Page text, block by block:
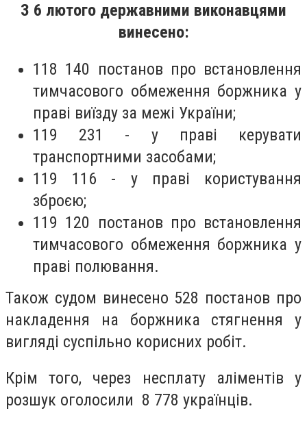
З 6 лютого державними виконавцями
винесено:
118 140 постанов про встановлення
тимчасового обмеження боржника у
праві виїзду за межі України;
119 231 - у праві керувати
транспортними засобами;
119 116 - у праві користування
зброєю;
119 120 постанов про встановлення
тимчасового обмеження боржника у
праві полювання.
Також судом винесено 528 постанов про
накладення на боржника стягнення у
вигляді суспільно корисних робіт.
Крім того, через несплату аліментів у
розшук оголосили 8 778 українців.